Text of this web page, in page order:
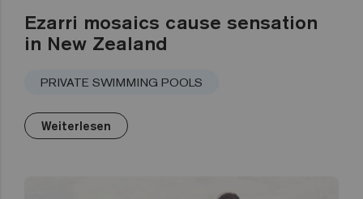
Ezarri mosaics cause sensation
in New Zealand
PRIVATE SWIMMING POOLS
Weiterlesen